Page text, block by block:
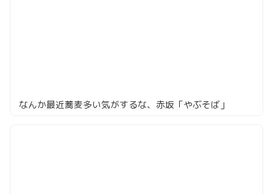
なんか最近蕎麦多い気がするな、赤坂「やぶそば」